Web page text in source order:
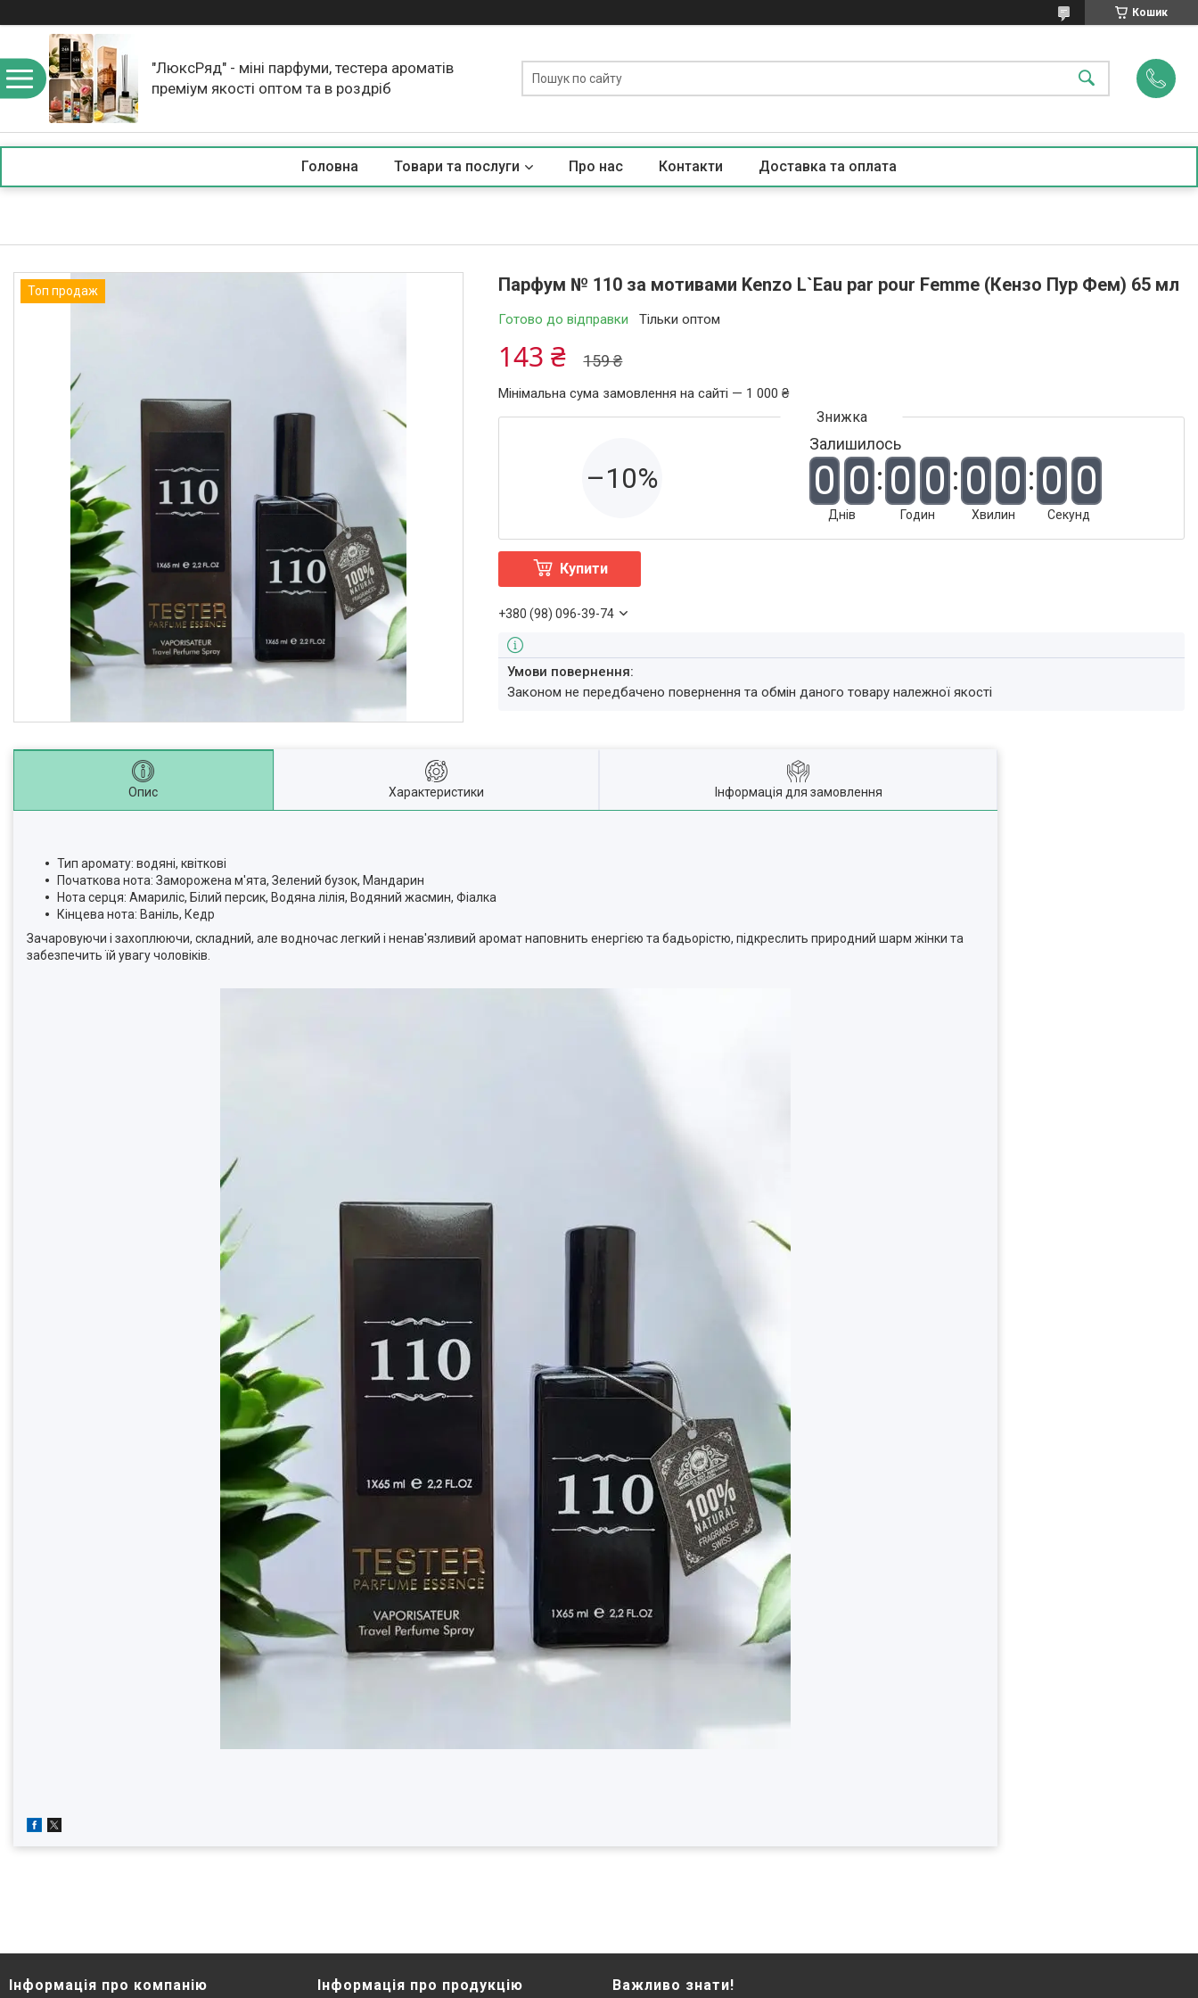
Кошик
"ЛюксРяд" - міні парфуми, тестера ароматів
преміум якості оптом та в роздріб
Головна Товари та послуги Про нас Контакти Доставка та оплата
Топ продаж Парфум № 110 за мотивами Kenzo L`Eau par pour Femme (Кензо Пур Фем) 65 мл
Готово до відправки Тільки оптом
159 ₴
143 ₴
Мінімальна сума замовлення на сайті — 1 000 ₴
–10%
Залишилось
0 0
Днів
0 0
Годин
0 0
Хвилин
0 0
Секунд
Купити
+380 (98) 096-39-74
Законом не передбачено повернення та обмін даного товару належної якості
Опис Характеристики Інформація для замовлення
Тип аромату: водяні, квіткові
Початкова нота: Заморожена м'ята, Зелений бузок, Мандарин
Нота серця: Амариліс, Білий персик, Водяна лілія, Водяний жасмин, Фіалка
Кінцева нота: Ваніль, Кедр
Зачаровуючи і захоплюючи, складний, але водночас легкий і ненав'язливий аромат наповнить енергією та бадьорістю, підкреслить природний шарм жінки та
забезпечить їй увагу чоловіків.
Інформація про компанію Інформація про продукцію Важливо знати!